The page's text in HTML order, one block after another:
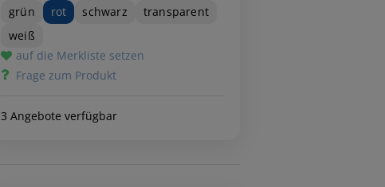
grün
rot schwarz
transparent
weiß
auf die Merkliste setzen
Frage zum Produkt
3 Angebote verfügbar